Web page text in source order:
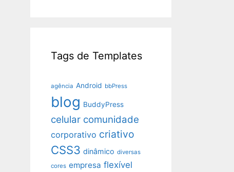
Tags de Templates
agência Android bbPress
blog BuddyPress
celular comunidade
corporativo criativo
CSS3 dinâmico diversas
cores empresa flexível